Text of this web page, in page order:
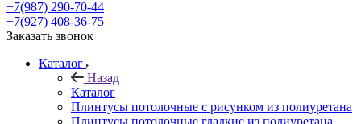
+7(987) 290-70-44
+7(927) 408-36-75
Заказать звонок
Каталог
Назад
Каталог
Плинтусы потолочные с рисунком из полиуретана
Плинтусы потолочные гладкие из полиуретана